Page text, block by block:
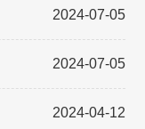
2024-07-05
2024-07-05
2024-04-12